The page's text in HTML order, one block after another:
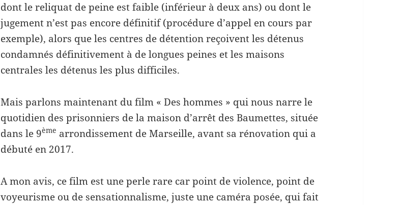
dont le reliquat de peine est faible (inférieur à deux ans) ou dont le
jugement n’est pas encore définitif (procédure d’appel en cours par
exemple), alors que les centres de détention reçoivent les détenus
condamnés définitivement à de longues peines et les maisons
centrales les détenus les plus difficiles.
Mais parlons maintenant du film « Des hommes » qui nous narre le
quotidien des prisonniers de la maison d’arrêt des Baumettes, située
dans le 9ème arrondissement de Marseille, avant sa rénovation qui a
débuté en 2017.
A mon avis, ce film est une perle rare car point de violence, point de
voyeurisme ou de sensationnalisme, juste une caméra posée, qui fait